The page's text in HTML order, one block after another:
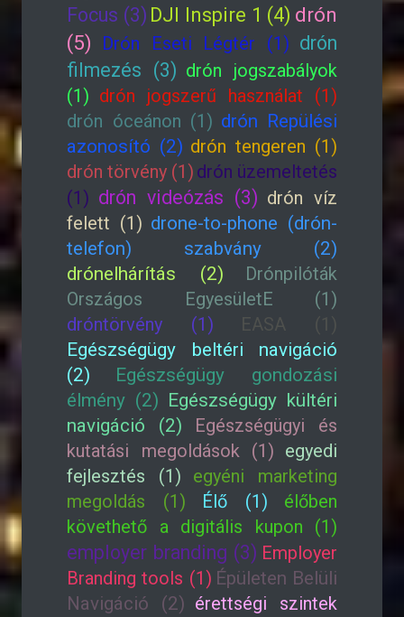
Focus (3) DJI Inspire 1 (4) drón
(5)
Drón Eseti Légtér (1) drón
filmezés (3) drón jogszabályok
(1) drón jogszerű használat (1)
drón óceánon (1) drón Repülési
azonosító (2) drón tengeren (1)
drón törvény (1) drón üzemeltetés
(1) drón videózás (3) drón víz
felett (1) drone-to-phone (drón-
telefon) szabvány (2)
drónelhárítás (2)
Drónpilóták
Országos EgyesületE (1)
dróntörvény (1)
EASA (1)
Egészségügy beltéri navigáció
(2)
Egészségügy gondozási
élmény (2) Egészségügy kültéri
navigáció (2)
Egészségügyi és
kutatási megoldások (1) egyedi
fejlesztés (1)
egyéni marketing
megoldás (1)
Élő (1)
élőben
követhető a digitális kupon (1)
employer branding (3) Employer
Branding tools (1) Épületen Belüli
Navigáció (2) érettségi szintek